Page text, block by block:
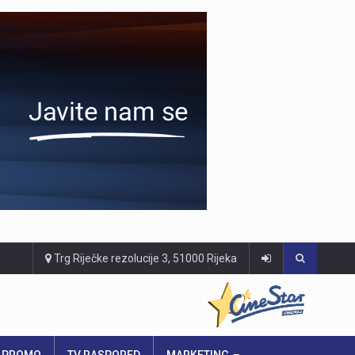
Trg Riječke rezolucije 3, 51000 Rijeka